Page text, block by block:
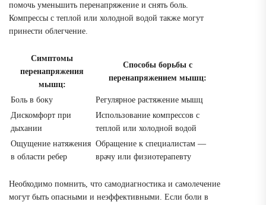
помочь уменьшить перенапряжение и снять боль.
Компрессы с теплой или холодной водой также могут
принести облегчение.
Симптомы
перенапряжения
мышц:
Способы борьбы с
перенапряжением мышц:
Боль в боку
Регулярное растяжение мышц
Дискомфорт при
дыхании
Использование компрессов с
теплой или холодной водой
Ощущение натяжения
в области ребер
Обращение к специалистам —
врачу или физиотерапевту
Необходимо помнить, что самодиагностика и самолечение
могут быть опасными и неэффективными. Если боли в